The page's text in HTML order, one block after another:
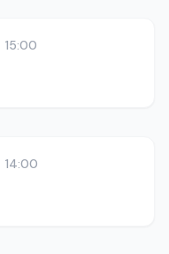
15:00
14:00